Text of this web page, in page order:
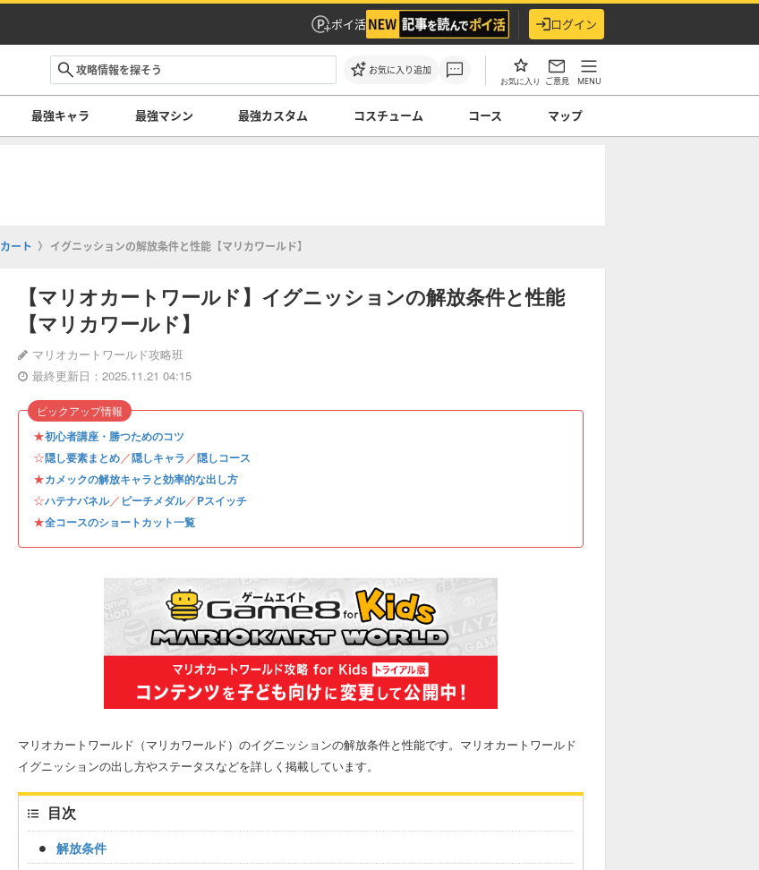
ポイ活 ログイン
お気に入り追加
お気に入り ご意見 MENU
最強キャラ 最強マシン 最強カスタム コスチューム コース マップ
カート イグニッションの解放条件と性能【マリカワールド】
【マリオカートワールド】イグニッションの解放条件と性能
【マリカワールド】
マリオカートワールド攻略班
最終更新日：2025.11.21 04:15
★初心者講座・勝つためのコツ
☆隠し要素まとめ／隠しキャラ／隠しコース
★カメックの解放キャラと効率的な出し方
☆ハテナパネル／ ピーチメダル／Pスイッチ
★全コースのショートカット一覧
ピックアップ情報
マリオカートワールド（マリカワールド）のイグニッションの解放条件と性能です。マリオカートワールド
イグニッションの出し方やステータスなどを詳しく掲載しています。
目次
解放条件